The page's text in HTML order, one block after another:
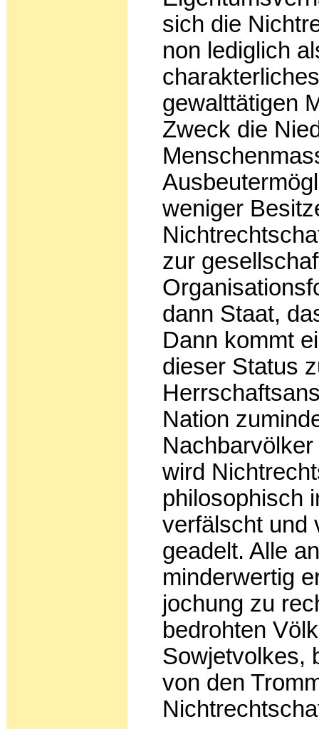
sich die
non lediglich
gewalttätigen
Zweck die
weniger
zur
dann Staat,
Dann kommt
dieser Status
Nation
wird
philosophisch
verfälscht und
geadelt. Alle
minderwertig
jochung zu
bedrohten
Sowjetvolkes,
von den